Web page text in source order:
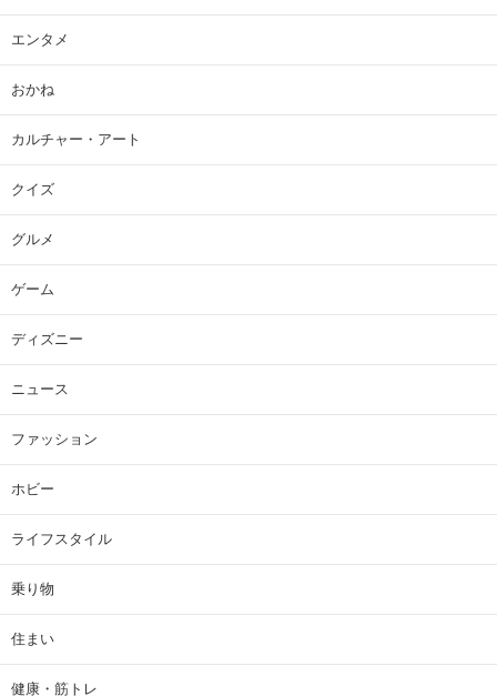
エンタメ
おかね
カルチャー・アート
クイズ
グルメ
ゲーム
ディズニー
ニュース
ファッション
ホビー
ライフスタイル
乗り物
住まい
健康・筋トレ